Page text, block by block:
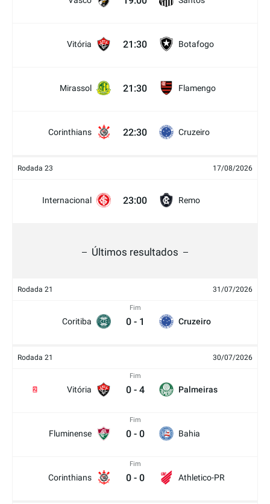
Vitória 21:30 Botafogo
Mirassol 21:30 Flamengo
Corinthians 22:30 Cruzeiro
Rodada 23 17/08/2026
Internacional 23:00 Remo
Últimos resultados
Rodada 21 31/07/2026
Coritiba
Fim
0 - 1 Cruzeiro
Rodada 21 30/07/2026
Vitória
2
Fim
0 - 4 Palmeiras
Fluminense
Fim
0 - 0 Bahia
Corinthians
Fim
0 - 0 Athletico-PR